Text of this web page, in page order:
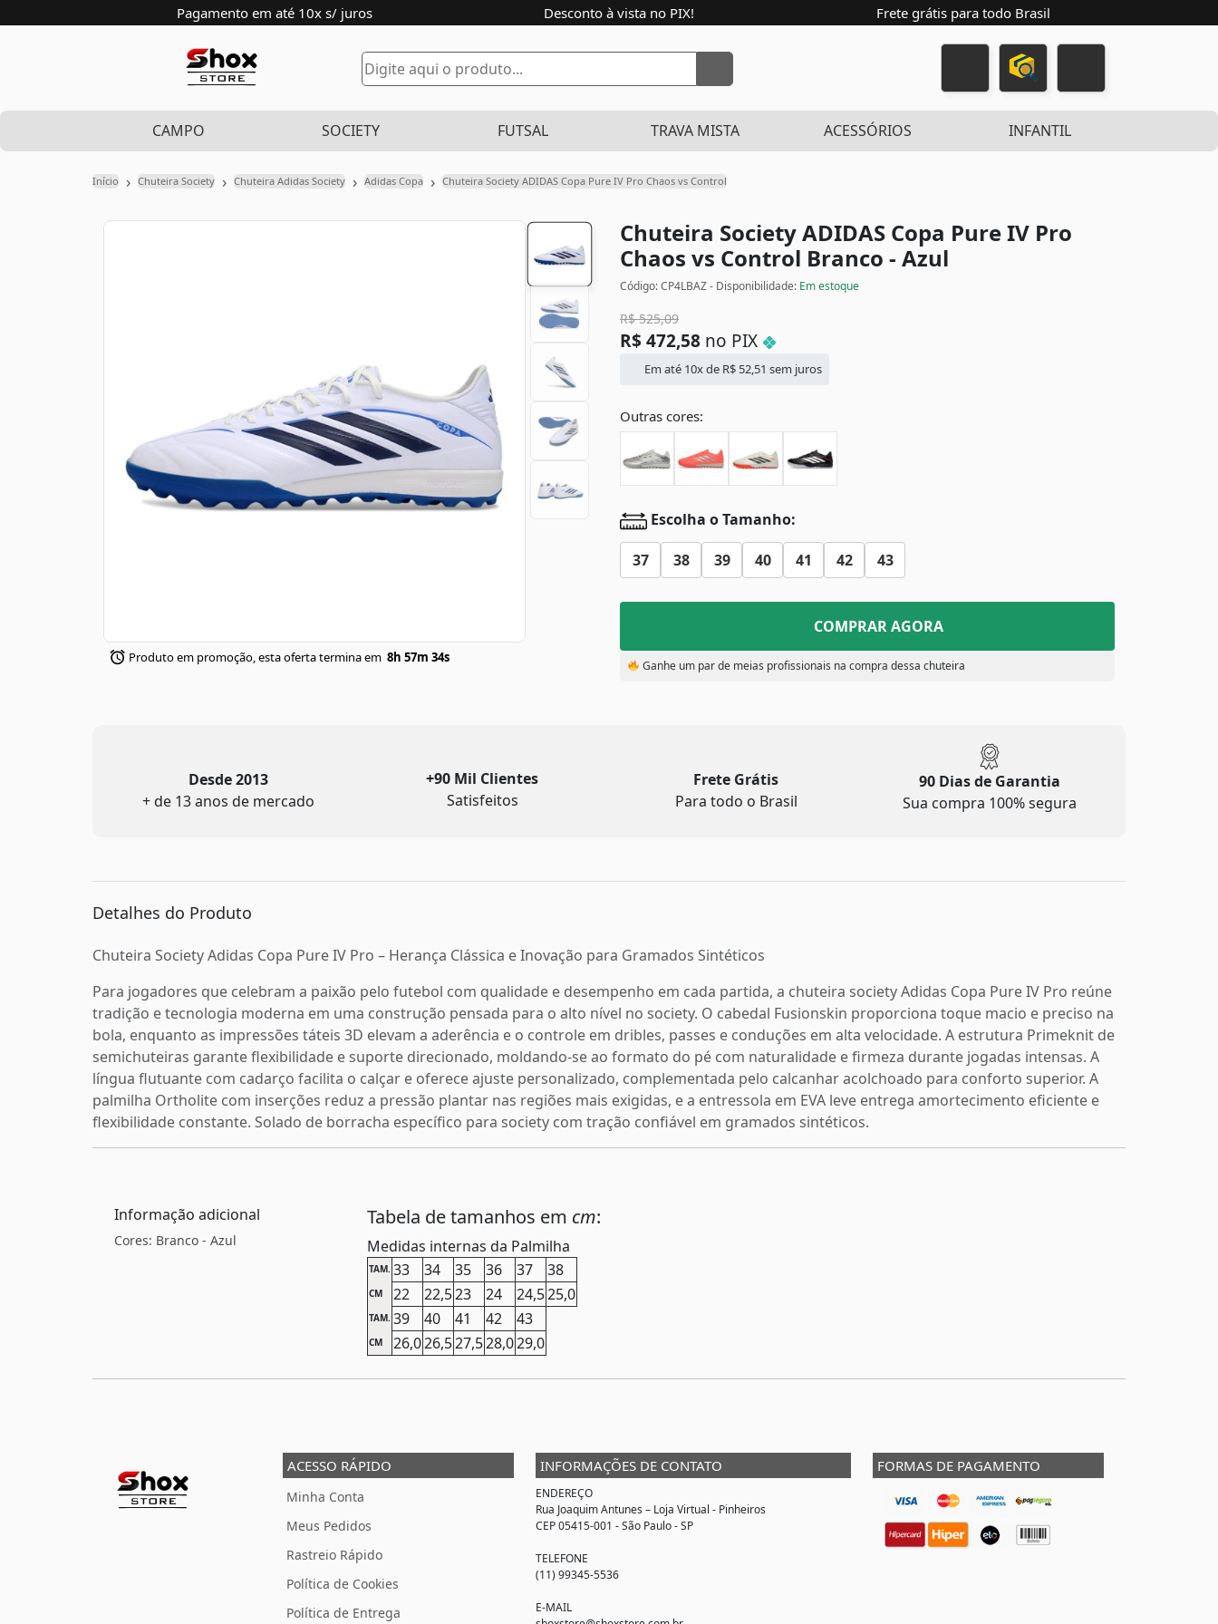
Pagamento em até 10x s/ juros Desconto à vista no PIX! Frete grátis para todo Brasil
CAMPO SOCIETY FUTSAL TRAVA MISTA ACESSÓRIOS INFANTIL
Início › Chuteira Society › Chuteira Adidas Society › Adidas Copa › Chuteira Society ADIDAS Copa Pure IV Pro Chaos vs Control
Produto em promoção, esta oferta termina em 8h 57m 33s
Chuteira Society ADIDAS Copa Pure IV Pro
Chaos vs Control Branco - Azul
Código: CP4LBAZ - Disponibilidade: Em estoque
R$525,09
R$ 472,58 no PIX
Em até 10x de R$ 52,51 sem juros
Outras cores:
Escolha o Tamanho:
37 38 39 40 41 42 43
COMPRAR AGORA
Ganhe um par de meias profissionais na compra dessa chuteira
Desde 2013
+ de 13 anos de mercado
+90 Mil Clientes
Satisfeitos
Frete Grátis
Para todo o Brasil
90 Dias de Garantia
Sua compra 100% segura
Detalhes do Produto
Chuteira Society Adidas Copa Pure IV Pro – Herança Clássica e Inovação para Gramados Sintéticos
Para jogadores que celebram a paixão pelo futebol com qualidade e desempenho em cada partida, a chuteira society Adidas Copa Pure IV Pro reúne
tradição e tecnologia moderna em uma construção pensada para o alto nível no society. O cabedal Fusionskin proporciona toque macio e preciso na
bola, enquanto as impressões táteis 3D elevam a aderência e o controle em dribles, passes e conduções em alta velocidade. A estrutura Primeknit de
semichuteiras garante flexibilidade e suporte direcionado, moldando-se ao formato do pé com naturalidade e firmeza durante jogadas intensas. A
língua flutuante com cadarço facilita o calçar e oferece ajuste personalizado, complementada pelo calcanhar acolchoado para conforto superior. A
palmilha Ortholite com inserções reduz a pressão plantar nas regiões mais exigidas, e a entressola em EVA leve entrega amortecimento eficiente e
flexibilidade constante. Solado de borracha específico para society com tração confiável em gramados sintéticos.
Informação adicional
Cores: Branco - Azul
Tabela de tamanhos em cm:
Medidas internas da Palmilha
TAM. 33 34 35 36 37 38
CM 22 22,523 24 24,525,0
TAM. 39 40 41 42 43
CM 26,026,527,528,029,0
ACESSO RÁPIDO
Minha Conta
Meus Pedidos
Rastreio Rápido
Política de Cookies
Política de Entrega
INFORMAÇÕES DE CONTATO
ENDEREÇO
Rua Joaquim Antunes – Loja Virtual - Pinheiros
CEP 05415-001 - São Paulo - SP
TELEFONE
(11) 99345-5536
E-MAIL
FORMAS DE PAGAMENTO